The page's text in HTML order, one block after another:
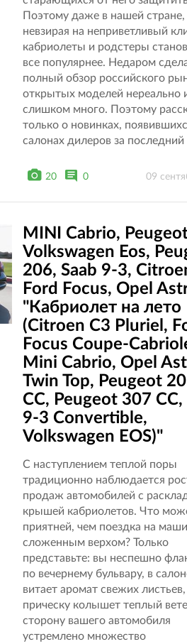
Поэтому даже в нашей стране,
невзирая на неприветливый
кабриолеты и родстеры
все популярнее. Недаром
полный обзор российского
открытых моделей нереально
слишком много. Поэтому
только о новинках,
салонах дилеров за последний
20 0 09
MINI Cabrio,
Volkswagen Eos,
206, Saab 9-3,
Ford Focus, Opel
"Кабриолет на лето
(Citroen C3 Pluriel,
Focus Coupe-
Mini Cabrio, Opel
Twin Top, Peugeot
CC, Peugeot 307 CC,
9-3 Convertible,
Volkswagen EOS)"
С наступлением теплой поры
традиционно наблюдается
продаж автомобилей с
крышей кабриолетов. Что
приятней, чем поездка на
сложенным верхом? Только
представьте: вы неспешно
по вечернему бульвару, в
витает аромат свежих листьев,
прическу колышет теплый
сторону вашего автомобиля
устремлено множество
NEW
LAMBORGHINI
SPYDER,
SPYDER,
911
MINI
FERRARI 430,
307,
CLASS,